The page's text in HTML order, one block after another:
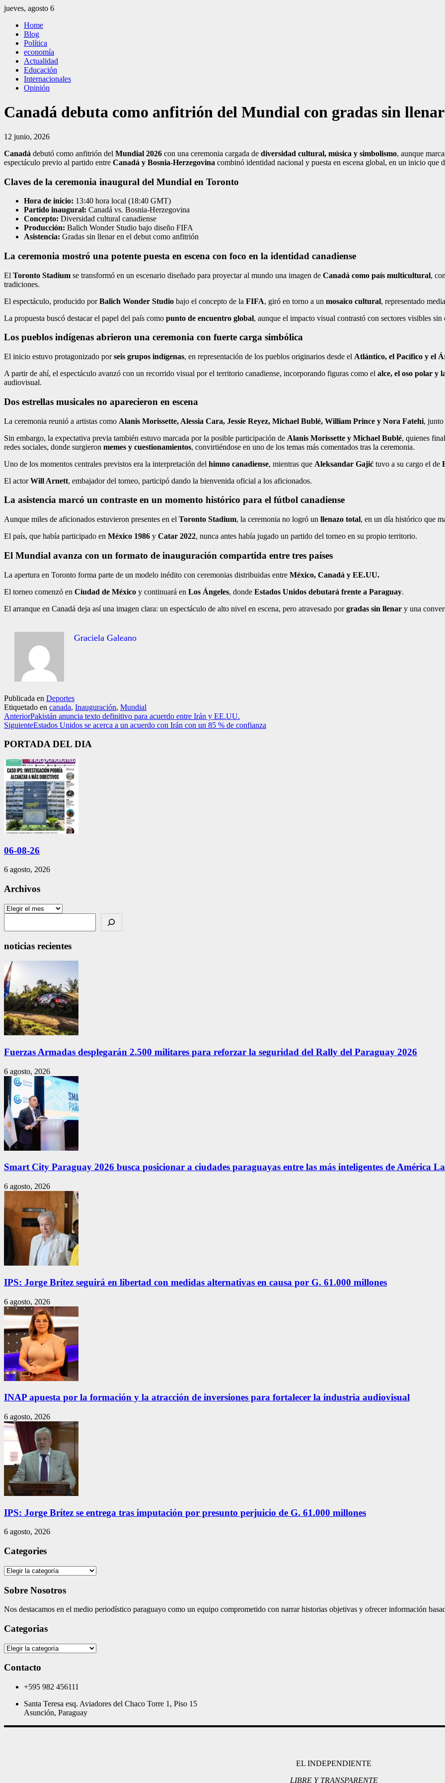
Saltar
contenido
jueves, agosto 6
El Independiente
El independiente Libre y Transparente
Home
Blog
Política
economía
Actualidad
Educación
Internacionales
Opinión
Canadá debuta como anfitrión del Mundial con gradas sin
12 junio, 2026
Canadá debutó como anfitrión del Mundial 2026 con una ceremonia cargada de diversidad cultural, música y simbolismo, aunque
espectáculo previo al partido entre Canadá y Bosnia-Herzegovina combinó identidad nacional y puesta en escena global, en un inicio que
Claves de la ceremonia inaugural del Mundial en Toronto
Hora de inicio: 13:40 hora local (18:40 GMT)
Partido inaugural: Canadá vs. Bosnia-Herzegovina
Concepto: Diversidad cultural canadiense
Producción: Balich Wonder Studio bajo diseño FIFA
Asistencia: Gradas sin llenar en el debut como anfitrión
La ceremonia mostró una potente puesta en escena con foco en la identidad canadiense
El Toronto Stadium se transformó en un escenario diseñado para proyectar al mundo una imagen de Canadá como país multicultural,
tradiciones.
El espectáculo, producido porBalich Wonder Studio bajo el concepto de la FIFA, giró en torno a un mosaico cultural, representado
La propuesta buscó destacar el papel del país como punto de encuentro global, aunque el impacto visual contrastó con sectores visibles sin
Los pueblos indígenas abrieron una ceremonia con fuerte carga simbólica
El inicio estuvo protagonizado porseis grupos indígenas, en representación de los pueblos originarios desde el Atlántico, el Pacífico y el
A partir de ahí, el espectáculo avanzó con un recorrido visual por el territorio canadiense, incorporando figuras como el alce, el oso polar y
audiovisual.
Dos estrellas musicales no aparecieron en escena
La ceremonia reunió a artistas como Alanis Morissette, Alessia Cara, Jessie Reyez, Michael Bublé, William Prince y Nora Fatehi,
Sin embargo, la expectativa previa también estuvo marcada por la posible participación de Alanis Morissette y Michael Bublé, quienes
redes sociales, donde surgieron memes y cuestionamientos, convirtiéndose en uno de los temas más comentados tras la ceremonia.
Uno de los momentos centrales previstos era la interpretación del himno canadiense, mientras que Aleksandar Gajić tuvo a su cargo el de
El actorWill Arnett, embajador del torneo, participó dando la bienvenida oficial a los aficionados.
La asistencia marcó un contraste en un momento histórico para el fútbol canadiense
Aunque miles de aficionados estuvieron presentes en el Toronto Stadium, la ceremonia no logró un llenazo total, en un día histórico que
El país, que había participado en México 1986 y Catar 2022, nunca antes había jugado un partido del torneo en su propio territorio.
El Mundial avanza con un formato de inauguración compartida entre tres países
La apertura en Toronto forma parte de un modelo inédito con ceremonias distribuidas entre México, Canadá y EE.UU.
El torneo comenzó en Ciudad de México y continuará en Los Ángeles, donde Estados Unidos debutará frente a Paraguay.
El arranque en Canadá deja así una imagen clara: un espectáculo de alto nivel en escena, pero atravesado porgradas sin llenar y una
Graciela Galeano
Publicada en Deportes
Etiquetado en canada, Inauguración, Mundial
AnteriorPakistán anuncia texto definitivo para acuerdo entre Irán y EE.UU.
SiguienteEstados Unidos se acerca a un acuerdo con Irán con un 85 % de confianza
PORTADA DEL DIA
06-08-26
6 agosto, 2026
Archivos
Archivos
noticias recientes
Fuerzas Armadas desplegarán 2.500 militares para reforzar la seguridad del Rally del Paraguay 2026
6 agosto, 2026
Smart City Paraguay 2026 busca posicionar a ciudades paraguayas entre las más inteligentes de América
6 agosto, 2026
IPS: Jorge Brítez seguirá en libertad con medidas alternativas en causa por G. 61.000 millones
6 agosto, 2026
INAP apuesta por la formación y la atracción de inversiones para fortalecer la industria audiovisual
6 agosto, 2026
IPS: Jorge Brítez se entrega tras imputación por presunto perjuicio de G. 61.000 millones
6 agosto, 2026
Categories
Categories
Sobre Nosotros
Nos destacamos en el medio periodístico paraguayo como un equipo comprometido con narrar historias objetivas y ofrecer información
Categorias
Categorias
Contacto
+595 982 456111
Santa Teresa esq. Aviadores del Chaco Torre 1, Piso 15
Asunción, Paraguay
EL INDEPENDIENTE
LIBRE Y TRANSPARENTE